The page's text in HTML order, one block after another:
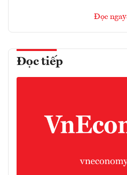
Đọc ngay
Đọc tiếp